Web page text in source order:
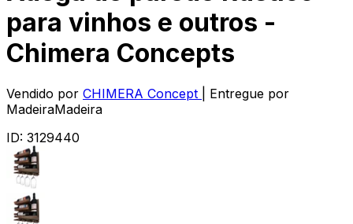
para vinhos e outros -
Chimera Concepts
Vendido por CHIMERA Concept
| Entregue por
MadeiraMadeira
ID: 3129440